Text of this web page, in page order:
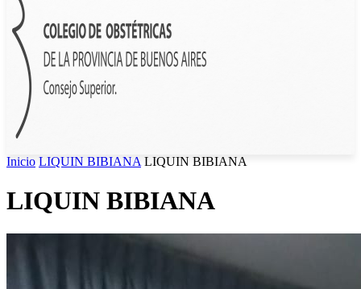
Inicio LIQUIN BIBIANA LIQUIN BIBIANA
LIQUIN BIBIANA